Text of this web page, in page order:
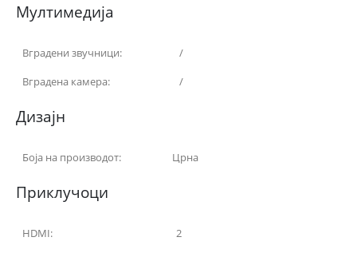
Мултимедија
Вградени звучници:
/
Вградена камера:
/
Дизајн
Боја на производот: Црна
Приклучоци
HDMI:
2